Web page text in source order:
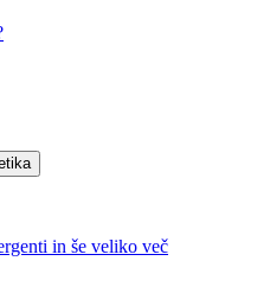
in še veliko več